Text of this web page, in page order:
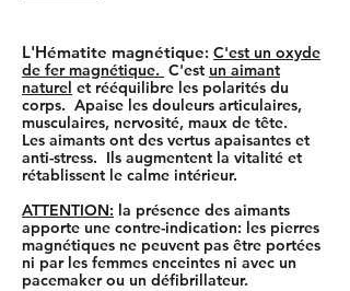
L'Hématite magnétique: C'est un oxyde
de fer magnétique. C'est un aimant
naturel et rééquilibre les polarités du
corps. Apaise les douleurs articulaires,
musculaires, nervosité, maux de tête.
Les aimants ont des vertus apaisantes et
anti-stress. Ils augmentent la vitalité et
rétablissent le calme intérieur.
ATTENTION: la présence des aimants
apporte une contre-indication: les pierres
magnétiques ne peuvent pas être portées
ni par les femmes enceintes ni avec un
pacemaker ou un défibrillateur.